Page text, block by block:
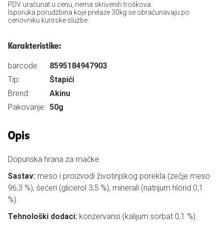
PDV uračunat u cenu, nema skrivenih troškova.
Isporuka porudžbina koje prelaze 30kg se obračunavaju po
cenovniku kurirske službe.
Karakteristike:
barcode:
8595184947903
Tip:
Štapići
Brend:
Akinu
Pakovanje: 50g
Opis
Dopunska hrana za mačke.
Sastav: meso i proizvodi životinjskog porekla (zečje meso
96,3 %), šećeri (glicerol 3,5 %), minerali (natrijum hlorid 0,1
%).
Tehnološki dodaci: konzervansi (kalijum sorbat 0,1 %).